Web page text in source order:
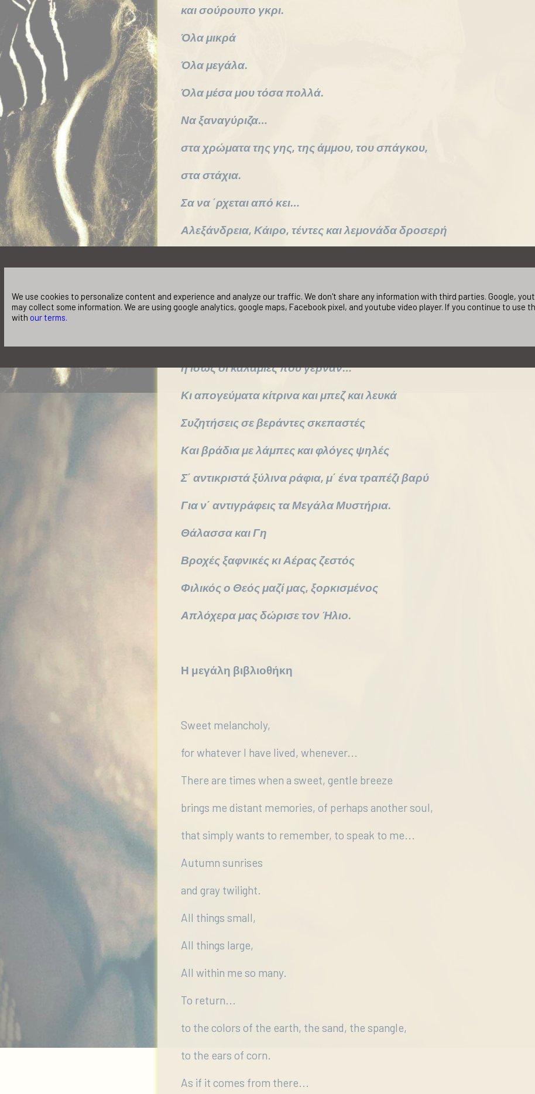
Επικοινωνία
και σούρουπο γκρι.
Όλα μικρά
Όλα μεγάλα.
Όλα μέσα μου τόσα πολλά.
Να ξαναγύριζα…
στα χρώματα της γης, της άμμου, του σπάγκου,
στα στάχια.
Σα να ΄ρχεται από κει…
Αλεξάνδρεια, Κάιρο, τέντες και λεμονάδα δροσερή
Και κάποιες νότες,
ή ίσως οι καλαμιές που γέρναν…
Κι απογεύματα κίτρινα και μπεζ και λευκά
Συζητήσεις σε βεράντες σκεπαστές
Και βράδια με λάμπες και φλόγες ψηλές
Σ΄ αντικριστά ξύλινα ράφια, μ΄ ένα τραπέζι βαρύ
Για ν΄ αντιγράφεις τα Μεγάλα Μυστήρια.
Θάλασσα και Γη
Βροχές ξαφνικές κι Αέρας ζεστός
Φιλικός ο Θεός μαζί μας, ξορκισμένος
Απλόχερα μας δώρισε τον Ήλιο.
Η μεγάλη βιβλιοθήκη
Sweet melancholy,
for whatever I have lived, whenever...
There are times when a sweet, gentle breeze
brings me distant memories, of perhaps another soul,
that simply wants to remember, to speak to me...
Autumn sunrises
and gray twilight.
All things small,
All things large,
All within me so many.
To return...
to the colors of the earth, the sand, the spangle,
to the ears of corn.
As if it comes from there...
We use cookies to personalize content and experience and analyze our traffic. We don't share any information with third parties. Google,
may collect some information. We are using google analytics, google maps, Facebook pixel, and youtube video player. If you continue to use
with our terms.